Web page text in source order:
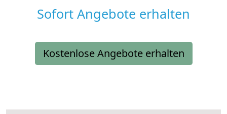
Sofort Angebote erhalten
Kostenlose Angebote erhalten